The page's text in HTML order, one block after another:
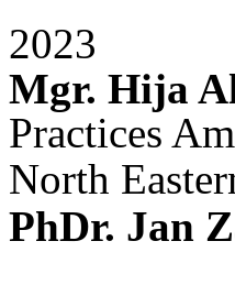
2023
Mgr. Hija
Practices
North
PhDr. Jan